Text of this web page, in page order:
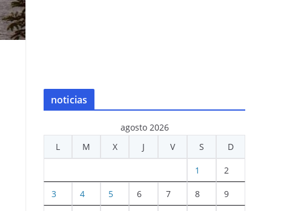
noticias
agosto 2026
L
M X J V S D
1 2
3 4 5 6 7 8 9